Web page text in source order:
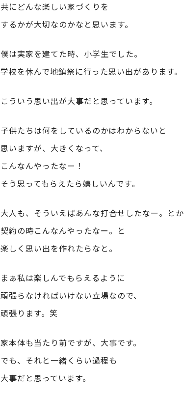
共にどんな楽しい家づくりを
するかが大切なのかなと思います。
僕は実家を建てた時、小学生でした。
学校を休んで地鎮祭に行った思い出があります。
こういう思い出が大事だと思っています。
子供たちは何をしているのかはわからないと
思いますが、大きくなって、
こんなんやったなー！
そう思ってもらえたら嬉しいんです。
大人も、そういえばあんな打合せしたなー。とか
契約の時こんなんやったなー。と
楽しく思い出を作れたらなと。
まぁ私は楽しんでもらえるように
頑張らなければいけない立場なので、
頑張ります。笑
家本体も当たり前ですが、大事です。
でも、それと一緒くらい過程も
大事だと思っています。